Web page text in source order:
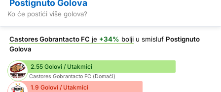
Postignuto Golova
Ko će postići više golova?
Castores Gobrantacto FC je +34% bolji u smisluf Postignuto
Golova
2.55 Golovi / Utakmici
Castores Gobrantacto FC (Domaći)
1.9 Golovi / Utakmici